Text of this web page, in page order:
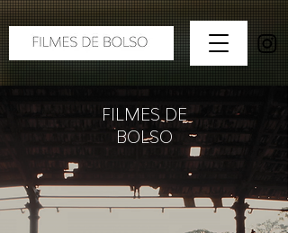
FILMES DE
BOLSO